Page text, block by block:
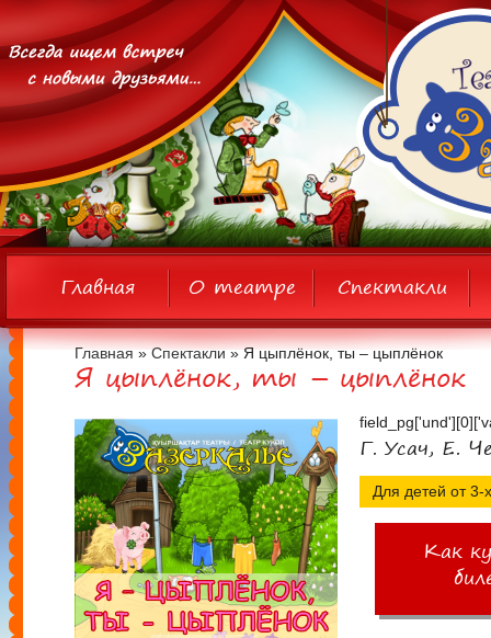
Главная О театре Спектакли
Главная »Спектакли» Я цыплёнок, ты – цыплёнок
Я цыплёнок, ты – цыплёнок
Г. Усач, Е.
Для детей от 3-
Как